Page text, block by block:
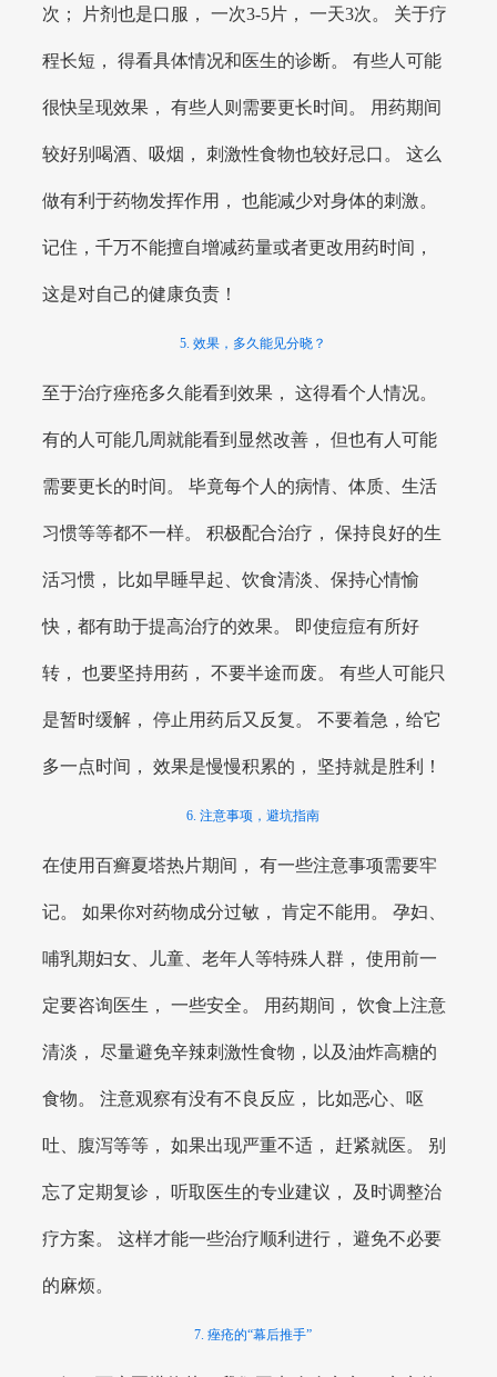
次； 片剂也是口服， 一次3-5片， 一天3次。 关于疗
程长短， 得看具体情况和医生的诊断。 有些人可能
很快呈现效果， 有些人则需要更长时间。 用药期间
较好别喝酒、吸烟， 刺激性食物也较好忌口。 这么
做有利于药物发挥作用， 也能减少对身体的刺激。
记住，千万不能擅自增减药量或者更改用药时间，
这是对自己的健康负责！
5. 效果，多久能见分晓？
至于治疗痤疮多久能看到效果， 这得看个人情况。
有的人可能几周就能看到显然改善， 但也有人可能
需要更长的时间。 毕竟每个人的病情、体质、生活
习惯等等都不一样。 积极配合治疗， 保持良好的生
活习惯， 比如早睡早起、饮食清淡、保持心情愉
快，都有助于提高治疗的效果。 即使痘痘有所好
转， 也要坚持用药， 不要半途而废。 有些人可能只
是暂时缓解， 停止用药后又反复。 不要着急，给它
多一点时间， 效果是慢慢积累的， 坚持就是胜利！
6. 注意事项，避坑指南
在使用百癣夏塔热片期间， 有一些注意事项需要牢
记。 如果你对药物成分过敏， 肯定不能用。 孕妇、
哺乳期妇女、儿童、老年人等特殊人群， 使用前一
定要咨询医生， 一些安全。 用药期间， 饮食上注意
清淡， 尽量避免辛辣刺激性食物，以及油炸高糖的
食物。 注意观察有没有不良反应， 比如恶心、呕
吐、腹泻等等， 如果出现严重不适， 赶紧就医。 别
忘了定期复诊， 听取医生的专业建议， 及时调整治
疗方案。 这样才能一些治疗顺利进行， 避免不必要
的麻烦。
7. 痤疮的“幕后推手”